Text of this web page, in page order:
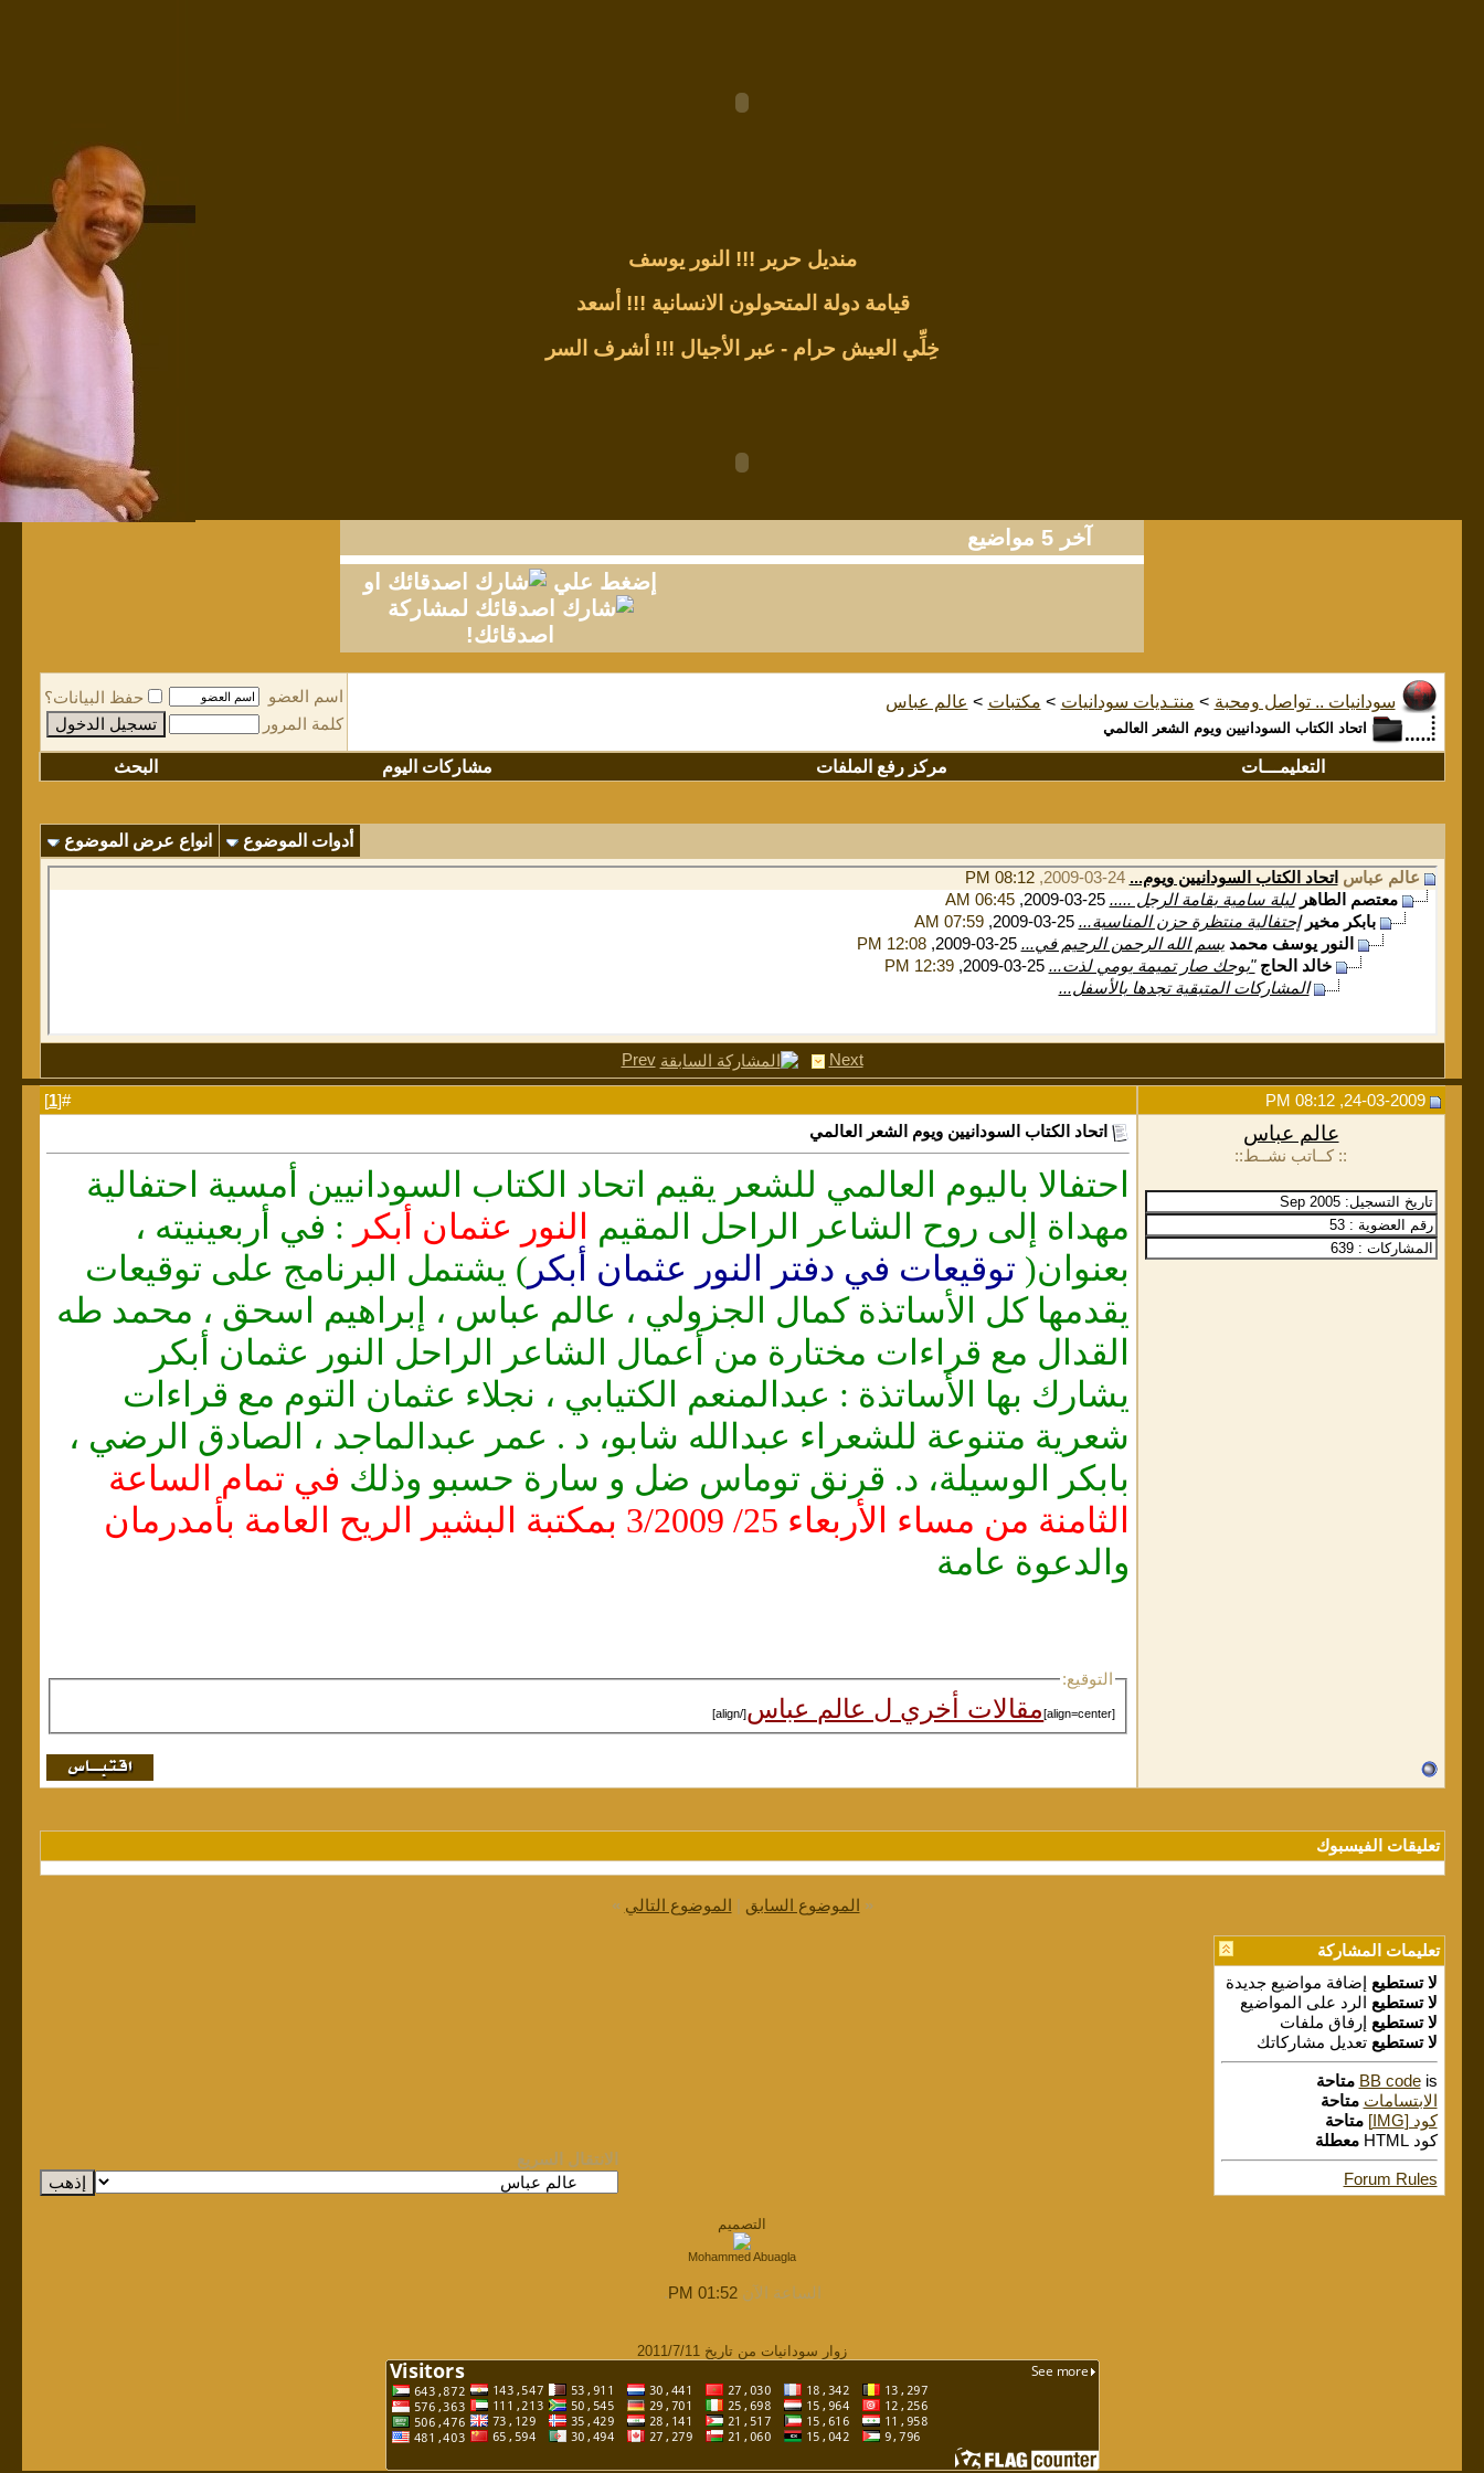
منديل حرير !!! النور يوسف
قيامة دولة المتحولون الانسانية !!! أسعد
خِلِّي العيش حرام - عبر الأجيال !!! أشرف السر
آخر 5 مواضيع
إضغط علي
او
لمشاركة
اصدقائك!
سودانيات .. تواصل ومحبة > منتـديات سودانيات > مكتبات > عالم عباس
اتحاد الكتاب السودانيين ويوم الشعر العالمي
اسم العضو
حفظ البيانات؟
كلمة المرور
التعليمـــات مركز رفع الملفات مشاركات اليوم البحث
أدوات الموضوع
انواع عرض الموضوع
عالم عباس اتحاد الكتاب السودانيين ويوم... 24-03-2009,
08:12 PM
معتصم الطاهر ليلة سامية بقامة الرجل ..... 25-03-2009,
06:45 AM
بابكر مخير إحتفالية منتظرة حزن المناسبة... 25-03-2009,
07:59 AM
النور يوسف محمد بسم الله الرحمن الرحيم في... 25-03-2009,
12:08 PM
خالد الحاج "بوحك صار تميمة يومي لذت... 25-03-2009,
12:39 PM
المشاركات المتبقية تجدها بالأسفل...
Prev Next
24-03-2009, 08:12 PM
#[
1
]
عالم عباس
:: كــاتب نشــط::
اتحاد الكتاب السودانيين ويوم الشعر العالمي
احتفالا باليوم العالمي للشعر يقيم اتحاد الكتاب السودانيين أمسية احتفالية
مهداة إلى روح الشاعر الراحل المقيم
النور عثمان أبكر : في أربعينيته ،
بعنوان( توقيعات في دفتر النور عثمان أبكر ) يشتمل البرنامج على توقيعات
يقدمها كل الأساتذة كمال الجزولي ، عالم عباس ، إبراهيم اسحق ، محمد طه
القدال مع قراءات مختارة من أعمال الشاعر الراحل النور عثمان أبكر
يشارك بها الأساتذة : عبدالمنعم الكتيابي ، نجلاء عثمان التوم مع قراءات
شعرية متنوعة للشعراء عبدالله شابو، د . عمر عبدالماجد ، الصادق الرضي ،
بابكر الوسيلة، د. قرنق توماس ضل و سارة حسبو وذلك في تمام الساعة
الثامنة من مساء الأربعاء 25/ 3/2009 بمكتبة البشير الريح العامة بأمدرمان
والدعوة عامة
التوقيع:
[align=center] مقالات أخري ل عالم عباس[/align]
تعليقات الفيسبوك
« الموضوع السابق | الموضوع التالي »
تعليمات المشاركة
لا تستطيع إضافة مواضيع جديدة
لا تستطيع الرد على المواضيع
لا تستطيع إرفاق ملفات
لا تستطيع تعديل مشاركاتك
BB codeis
متاحة
الابتسامات متاحة
كود [IMG]
متاحة
كود HTML
معطلة
Forum Rules
الانتقال السريع
التصميم
Mohammed Abuagla
الساعة الآن01:52 PM
.
زوار سودانيات من تاريخ 2011/7/11